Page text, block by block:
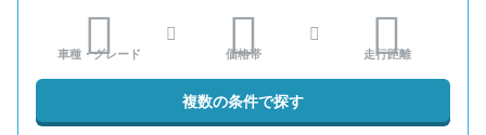
車種・グレード 価格帯 走行距離
複数の条件で探す